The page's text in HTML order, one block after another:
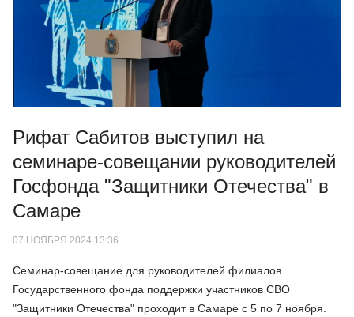
Рифат Сабитов выступил на
семинаре-совещании руководителей
Госфонда "Защитники Отечества" в
Самаре
07 НОЯБРЯ 2024 13:36
Семинар-совещание для руководителей филиалов
Государственного фонда поддержки участников СВО
"Защитники Отечества" проходит в Самаре с 5 по 7 ноября.